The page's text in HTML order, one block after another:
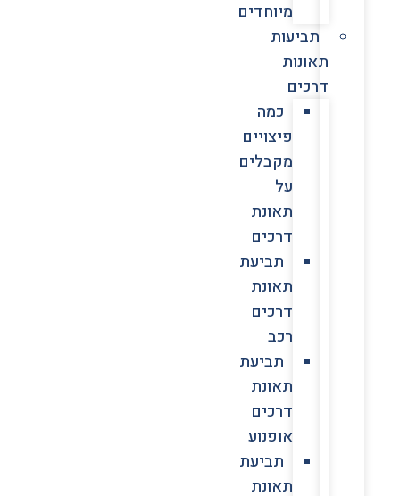
מיוחדים
תביעות
תאונות
דרכים
כמה
פיצויים
מקבלים
על
תאונת
דרכים
תביעת
תאונת
דרכים
רכב
תביעת
תאונת
דרכים
אופנוע
תביעת
תאונת